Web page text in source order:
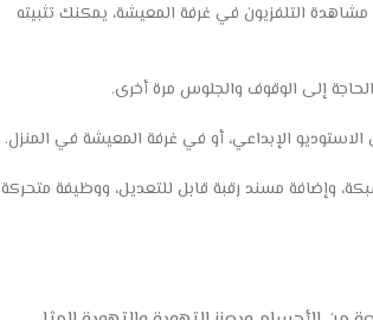
التلفزيون في غرفة المعيشة، يمكنك تثبيته
إلى الوقوف والجلوس مرة أخرى.
الإبداعي، أو في غرفة المعيشة في المنزل.
وإضافة مسند رقبة قابل للتعديل، ووظيفة متحركة